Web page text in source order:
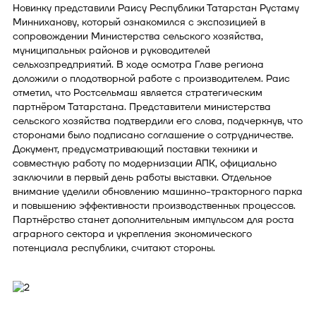
Новинку представили Раису Республики Татарстан Рустаму
Минниханову, который ознакомился с экспозицией в
сопровождении Министерства сельского хозяйства,
муниципальных районов и руководителей
сельхозпредприятий. В ходе осмотра Главе региона
доложили о плодотворной работе с производителем. Раис
отметил, что Ростсельмаш является стратегическим
партнёром Татарстана. Представители министерства
сельского хозяйства подтвердили его слова, подчеркнув, что
сторонами было подписано соглашение о сотрудничестве.
Документ, предусматривающий поставки техники и
совместную работу по модернизации АПК, официально
заключили в первый день работы выставки. Отдельное
внимание уделили обновлению машинно-тракторного парка
и повышению эффективности производственных процессов.
Партнёрство станет дополнительным импульсом для роста
аграрного сектора и укрепления экономического
потенциала республики, считают стороны.